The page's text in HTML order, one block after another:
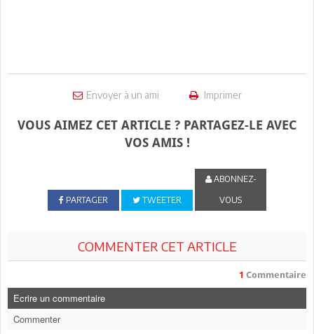
Envoyer à un ami Imprimer
VOUS AIMEZ CET ARTICLE ? PARTAGEZ-LE AVEC
VOS AMIS !
PARTAGER TWEETER
ABONNEZ-
VOUS
COMMENTER CET ARTICLE
1 Commentaire
Ecrire un commentaire
Commenter